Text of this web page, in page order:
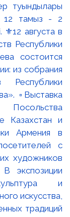
туындылары
12 тамыз - 2
⚜️12 августа в
Республики
состоится
из собрания
Республики
▫️Выставка
Посольства
Казахстан и
Армения в
с
художников
экспозиции
и
искусства,
традиций